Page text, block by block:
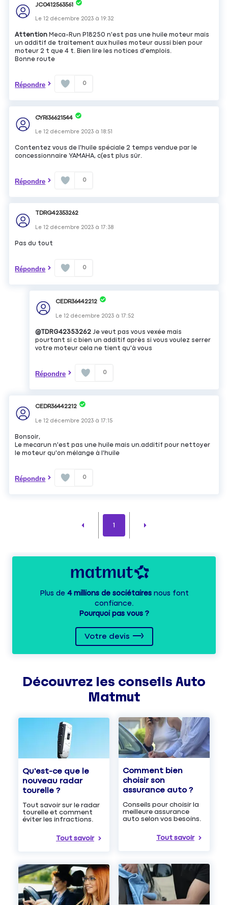
JC0412563561
Le12 décembre 2023 à19:32
Attention Meca-Run P18250 n'est pas une huile moteur mais
un additif de traitement aux huiles moteur aussi bien pour
moteur 2 t que 4 t. Bien lire les notices d'emplois.
Bonne route
Répondre 0
CYRI36621544
Le12 décembre 2023 à18:51
Contentez vous de l'huile spéciale 2 temps vendue par le
concessionnaire YAMAHA, c(est plus sûr.
Répondre 0
TDRG42353262
Le12 décembre 2023 à17:38
Pas du tout
Répondre 0
CEDR36442212
Le12 décembre 2023 à17:52
@TDRG42353262Je veut pas vous vexée mais
pourtant si c bien un additif après si vous voulez serrer
votre moteur cela ne tient qu'à vous
Répondre 0
CEDR36442212
Le12 décembre 2023 à17:15
Bonsoir,
Le mecarun n'est pas une huile mais un.additif pour nettoyer
le moteur qu'on mélange à l'huile
Répondre 0
1
Plus de 4 millions de sociétairesnous font
confiance.
Pourquoi pas vous ?
Votre devis
Découvrez les conseils Auto
Matmut
Qu'est-ce que le
nouveau radar
tourelle ?
Tout savoir sur le radar
tourelle et comment
éviter les infractions.
Tout savoir
Comment bien
choisir son
assurance auto ?
Conseils pour choisir la
meilleure assurance
auto selon vos besoins.
Tout savoir